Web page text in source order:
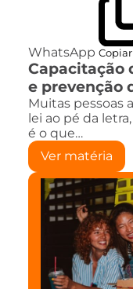
WhatsApp
Capacitação
e prevenção
Muitas pessoas
lei ao pé da
é o que…
Ver matéria